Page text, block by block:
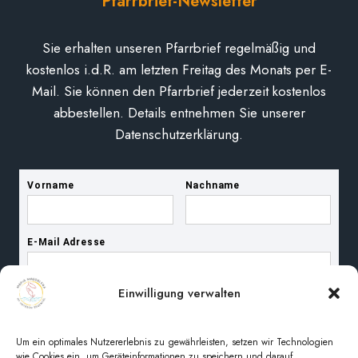
Einwilligung verwalten
Um ein optimales Nutzererlebnis zu gewährleisten, setzen wir Technologien
Sie erhalten unseren Pfarrbrief regelmäßig und
kostenlos i.d.R. am letzten Freitag des Monats per E-
Mail. Sie können den Pfarrbrief jederzeit kostenlos
abbestellen. Details entnehmen Sie unserer
Datenschutzerklärung.